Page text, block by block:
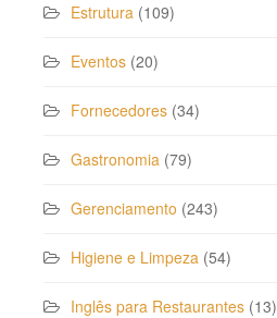
Estrutura (109)
Eventos (20)
Fornecedores (34)
Gastronomia (79)
Gerenciamento (243)
Higiene e Limpeza (54)
Inglês para Restaurantes (13)